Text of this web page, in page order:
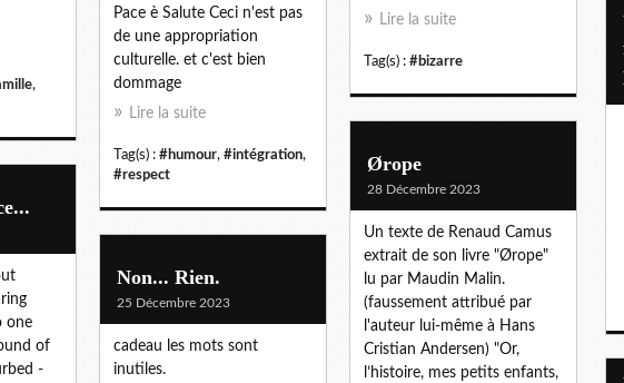
,
Pace è Salute Ceci n'est pas
de une appropriation
culturelle. et c'est bien
dommage
Lire la suite
Tag(s) : #humour, #intégration,
#respect
Lire la suite
Tag(s) : #bizarre
Ørope
28 Décembre 2023
Un texte de Renaud Camus
extrait de son livre "Ørope"
lu par Maudin Malin.
(faussement attribué par
l'auteur lui-même à Hans
Cristian Andersen) "Or,
l’histoire, mes petits enfants,
one
of
-
Non... Rien.
25 Décembre 2023
cadeau les mots sont
inutiles.